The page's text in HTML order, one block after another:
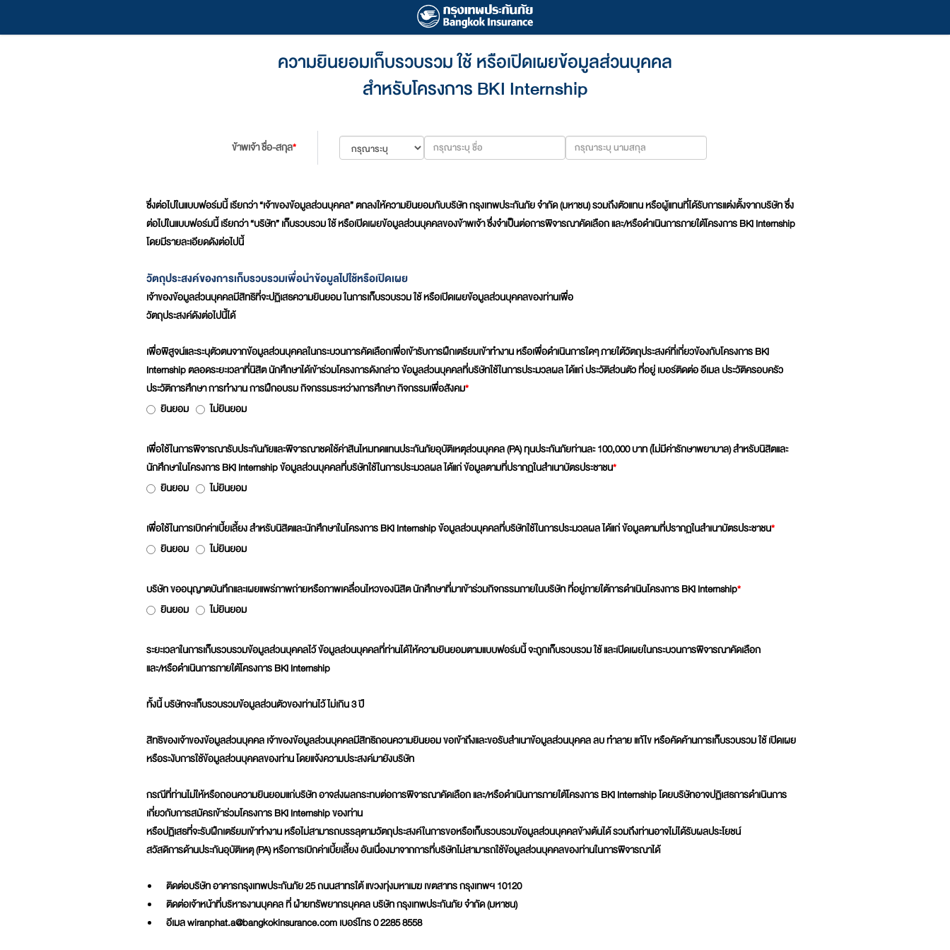
ความยินยอมเก็บรวบรวม ใช้ หรือเปิดเผยข้อมูลส่วนบุคคล
สำหรับโครงการ BKI Internship
ข้าพเจ้า ชื่อ-สกุล*
ซึ่งต่อไปในแบบฟอร์มนี้ เรียกว่า “เจ้าของข้อมูลส่วนบุคคล” ตกลงให้ความยินยอมกับบริษัท กรุงเทพประกันภัย จำกัด (มหาชน) รวมถึงตัวแทน หรือผู้แทนที่ได้รับการแต่งตั้งจากบริษัท ซึ่ง
ต่อไปในแบบฟอร์มนี้ เรียกว่า “บริษัท” เก็บรวบรวม ใช้ หรือเปิดเผยข้อมูลส่วนบุคคลของข้าพเจ้า ซึ่งจำเป็นต่อการพิจารณาคัดเลือก และ/หรือดำเนินการภายใต้โครงการ BKI Internship
โดยมีรายละเอียดดังต่อไปนี้
วัตถุประสงค์ของการเก็บรวบรวมเพื่อนำข้อมูลไปใช้หรือเปิดเผย
เจ้าของข้อมูลส่วนบุคคลมีสิทธิที่จะปฏิเสธความยินยอม ในการเก็บรวบรวม ใช้ หรือเปิดเผยข้อมูลส่วนบุคคลของท่านเพื่อ
วัตถุประสงค์ดังต่อไปนี้ได้
เพื่อพิสูจน์และระบุตัวตนจากข้อมูลส่วนบุคคลในกระบวนการคัดเลือกเพื่อเข้ารับการฝึกเตรียมเข้าทำงาน หรือเพื่อดำเนินการใดๆ ภายใต้วัตถุประสงค์ที่เกี่ยวข้องกับโครงการ BKI
Internship ตลอดระยะเวลาที่นิสิต นักศึกษาได้เข้าร่วมโครงการดังกล่าว ข้อมูลส่วนบุคคลที่บริษัทใช้ในการประมวลผล ได้แก่ ประวัติส่วนตัว ที่อยู่ เบอร์ติดต่อ อีเมล ประวัติครอบครัว
ประวัติการศึกษา การทำงาน การฝึกอบรม กิจกรรมระหว่างการศึกษา กิจกรรมเพื่อสังคม*
ยินยอม
ไม่ยินยอม
เพื่อใช้ในการพิจารณารับประกันภัยและพิจารณาชดใช้ค่าสินไหมทดแทนประกันภัยอุบัติเหตุส่วนบุคคล (PA) ทุนประกันภัยท่านละ 100,000 บาท (ไม่มีค่ารักษาพยาบาล) สำหรับนิสิตและ
นักศึกษาในโครงการ BKI Internship ข้อมูลส่วนบุคคลที่บริษัทใช้ในการประมวลผล ได้แก่ ข้อมูลตามที่ปรากฏในสำเนาบัตรประชาชน*
ยินยอม
ไม่ยินยอม
เพื่อใช้ในการเบิกค่าเบี้ยเลี้ยง สำหรับนิสิตและนักศึกษาในโครงการ BKI Internship ข้อมูลส่วนบุคคลที่บริษัทใช้ในการประมวลผล ได้แก่ ข้อมูลตามที่ปรากฏในสำเนาบัตรประชาชน*
ยินยอม
ไม่ยินยอม
บริษัท ขออนุญาตบันทึกและเผยแพร่ภาพถ่ายหรือภาพเคลื่อนไหวของนิสิต นักศึกษาที่มาเข้าร่วมกิจกรรมภายในบริษัท ที่อยู่ภายใต้การดำเนินโครงการ BKI Internship*
ยินยอม
ไม่ยินยอม
ระยะเวลาในการเก็บรวบรวมข้อมูลส่วนบุคคลไว้ ข้อมูลส่วนบุคคลที่ท่านได้ให้ความยินยอมตามแบบฟอร์มนี้ จะถูกเก็บรวบรวม ใช้ และเปิดเผยในกระบวนการพิจารณาคัดเลือก
และ/หรือดำเนินการภายใต้โครงการ BKI Internship
ทั้งนี้ บริษัทจะเก็บรวบรวมข้อมูลส่วนตัวของท่านไว้ ไม่เกิน 3 ปี
สิทธิของเจ้าของข้อมูลส่วนบุคคล เจ้าของข้อมูลส่วนบุคคลมีสิทธิถอนความยินยอม ขอเข้าถึงและขอรับสำเนาข้อมูลส่วนบุคคล ลบ ทำลาย แก้ไข หรือคัดค้านการเก็บรวบรวม ใช้ เปิดเผย
หรือระงับการใช้ข้อมูลส่วนบุคคลของท่าน โดยแจ้งความประสงค์มายังบริษัท
กรณีที่ท่านไม่ให้หรือถอนความยินยอมแก่บริษัท อาจส่งผลกระทบต่อการพิจารณาคัดเลือก และ/หรือดำเนินการภายใต้โครงการ BKI Internship โดยบริษัทอาจปฏิเสธการดำเนินการ
เกี่ยวกับการสมัครเข้าร่วมโครงการ BKI Internship ของท่าน
หรือปฏิเสธที่จะรับฝึกเตรียมเข้าทำงาน หรือไม่สามารถบรรลุตามวัตถุประสงค์ในการขอหรือเก็บรวบรวมข้อมูลส่วนบุคคลข้างต้นได้ รวมถึงท่านอาจไม่ได้รับผลประโยชน์
สวัสดิการด้านประกันอุบัติเหตุ (PA) หรือการเบิกค่าเบี้ยเลี้ยง อันเนื่องมาจากการที่บริษัทไม่สามารถใช้ข้อมูลส่วนบุคคลของท่านในการพิจารณาได้
ติดต่อบริษัท อาคารกรุงเทพประกันภัย 25 ถนนสาทรใต้ แขวงทุ่งมหาเมฆ เขตสาทร กรุงเทพฯ 10120
ติดต่อเจ้าหน้าที่บริหารงานบุคคล ที่ ฝ่ายทรัพยากรบุคคล บริษัท กรุงเทพประกันภัย จำกัด (มหาชน)
อีเมล wiranphat.a@bangkokinsurance.com เบอร์โทร 0 2285 8558